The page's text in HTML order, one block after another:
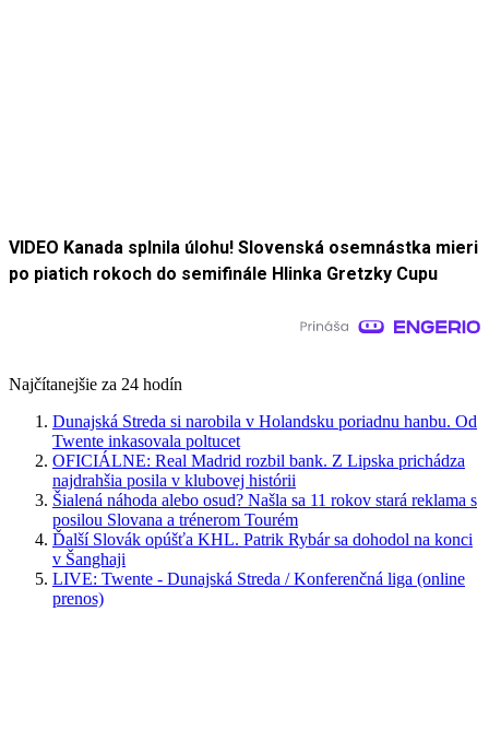
VIDEO Kanada splnila úlohu! Slovenská osemnástka mieri
po piatich rokoch do semifinále Hlinka Gretzky Cupu
Najčítanejšie za 24 hodín
Dunajská Streda si narobila v Holandsku poriadnu hanbu. Od
Twente inkasovala poltucet
OFICIÁLNE: Real Madrid rozbil bank. Z Lipska prichádza
najdrahšia posila v klubovej histórii
Šialená náhoda alebo osud? Našla sa 11 rokov stará reklama s
posilou Slovana a trénerom Tourém
Ďalší Slovák opúšťa KHL. Patrik Rybár sa dohodol na konci
v Šanghaji
LIVE: Twente - Dunajská Streda / Konferenčná liga (online
prenos)